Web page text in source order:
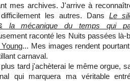
mes archives. J'arrive à
les autres. Dans Le
la mécanique du temps qui
raconté les Nuits passées
... Mes images rendent
carnaval.
tard j'achèterai le même orgue,
qui marquera ma véritable